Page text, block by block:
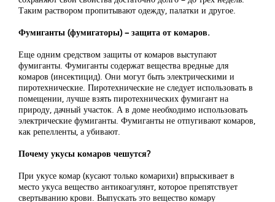
Таким раствором пропитывают одежду, палатки и другое.
Фумиганты (фумигаторы) – защита от комаров.
Еще одним средством защиты от комаров выступают
фумиганты. Фумиганты содержат вещества вредные для
комаров (инсектицид). Они могут быть электрическими и
пиротехнические. Пиротехнические не следует использовать в
помещении, лучше взять пиротехнических фумигант на
природу, дачный участок. А в доме необходимо использовать
электрические фумиганты. Фумиганты не отпугивают комаров,
как репелленты, а убивают.
Почему укусы комаров чешутся?
При укусе комар (кусают только комарихи) впрыскивает в
место укуса вещество антикоагулянт, которое препятствует
свертыванию крови. Выпускать это вещество комару